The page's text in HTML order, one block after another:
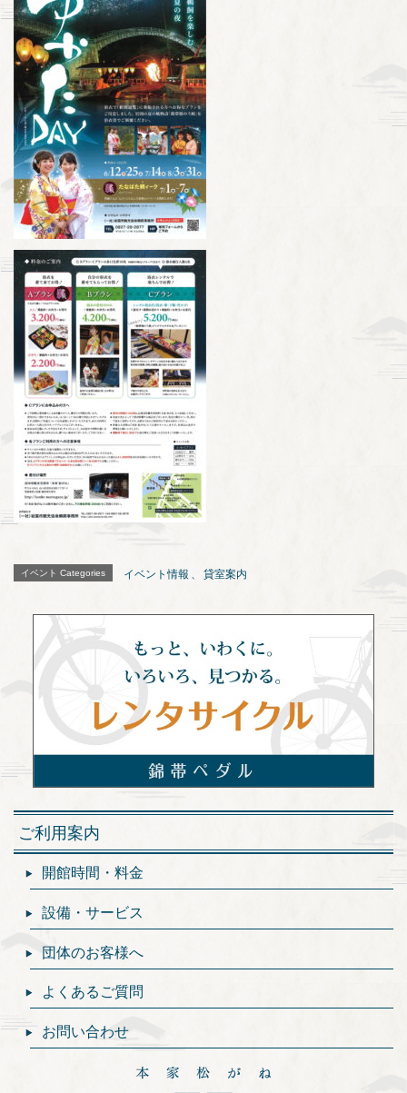
イベント Categories イベント情報 、 貸室案内
ご利用案内
開館時間・料金
設備・サービス
団体のお客様へ
よくあるご質問
お問い合わせ